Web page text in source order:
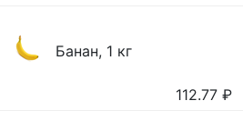
Банан, 1 кг
112.77 ₽